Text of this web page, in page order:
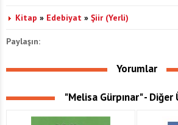
Kitap » Edebiyat » Şiir (Yerli)
Paylaşın:
Yorumlar
"Melisa Gürpınar" - Diğer